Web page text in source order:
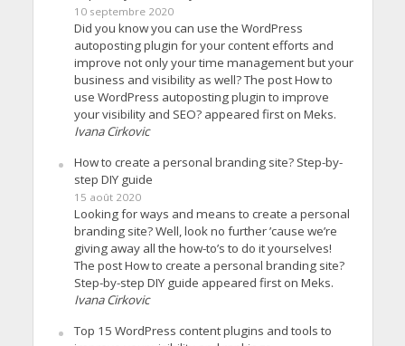
10 septembre 2020
Did you know you can use the WordPress
autoposting plugin for your content efforts and
improve not only your time management but your
business and visibility as well? The post How to
use WordPress autoposting plugin to improve
your visibility and SEO? appeared first on Meks.
Ivana Cirkovic
How to create a personal branding site? Step-by-
step DIY guide
15 août 2020
Looking for ways and means to create a personal
branding site? Well, look no further ’cause we’re
giving away all the how-to’s to do it yourselves!
The post How to create a personal branding site?
Step-by-step DIY guide appeared first on Meks.
Ivana Cirkovic
Top 15 WordPress content plugins and tools to